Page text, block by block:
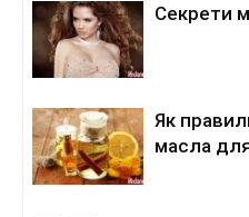
Секрети
Як
масла